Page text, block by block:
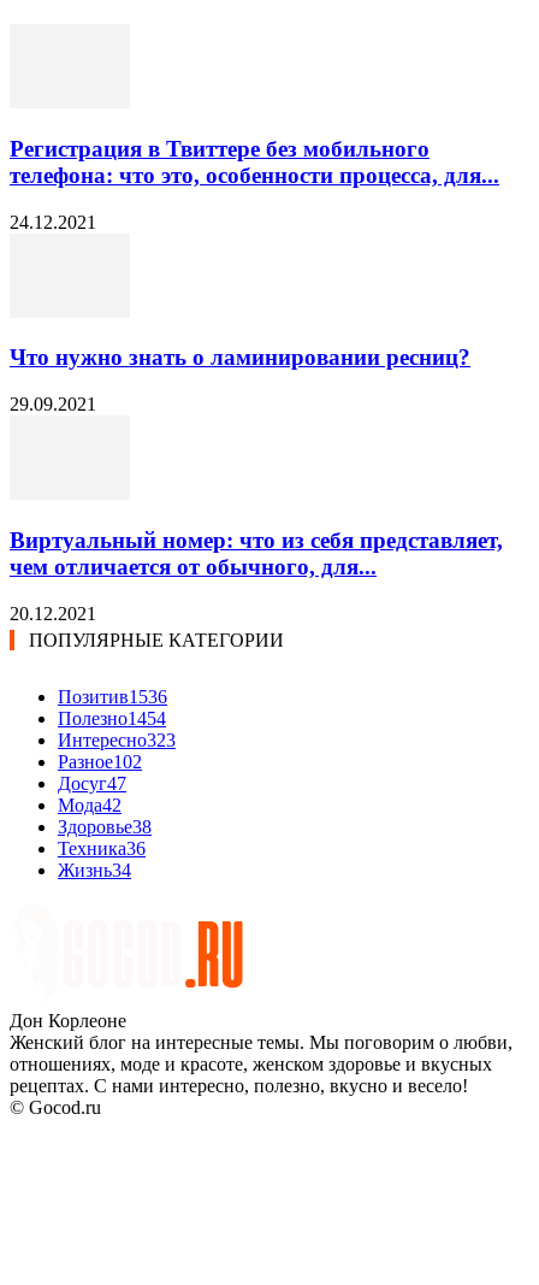
Регистрация в Твиттере без мобильного
телефона: что это, особенности процесса, для...
24.12.2021
Что нужно знать о ламинировании ресниц?
29.09.2021
Виртуальный номер: что из себя представляет,
чем отличается от обычного, для...
20.12.2021
ПОПУЛЯРНЫЕ КАТЕГОРИИ
Позитив1536
Полезно1454
Интересно323
Разное102
Досуг47
Мода42
Здоровье38
Техника36
Жизнь34
Дон Корлеоне
Женский блог на интересные темы. Мы поговорим о любви,
отношениях, моде и красоте, женском здоровье и вкусных
рецептах. С нами интересно, полезно, вкусно и весело!
© Gocod.ru